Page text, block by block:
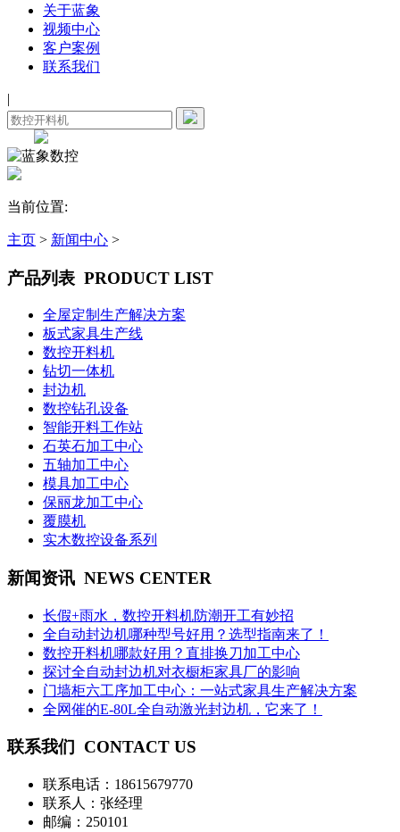
关于蓝象
视频中心
客户案例
联系我们
|
当前位置:
主页 > 新闻中心 >
产品列表 PRODUCT LIST
全屋定制生产解决方案
板式家具生产线
数控开料机
钻切一体机
封边机
数控钻孔设备
智能开料工作站
石英石加工中心
五轴加工中心
模具加工中心
保丽龙加工中心
覆膜机
实木数控设备系列
新闻资讯 NEWS CENTER
长假+雨水，数控开料机防潮开工有妙招
全自动封边机哪种型号好用？选型指南来了！
数控开料机哪款好用？直排换刀加工中心
探讨全自动封边机对衣橱柜家具厂的影响
门墙柜六工序加工中心：一站式家具生产解决方案
全网催的E-80L全自动激光封边机，它来了！
联系我们 CONTACT US
联系电话： 18615679770
联系人：张经理
邮编：250101